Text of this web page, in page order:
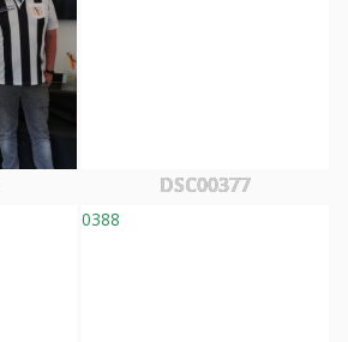
DSC00377